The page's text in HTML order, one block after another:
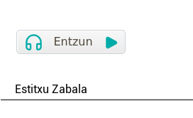
Estitxu Zabala